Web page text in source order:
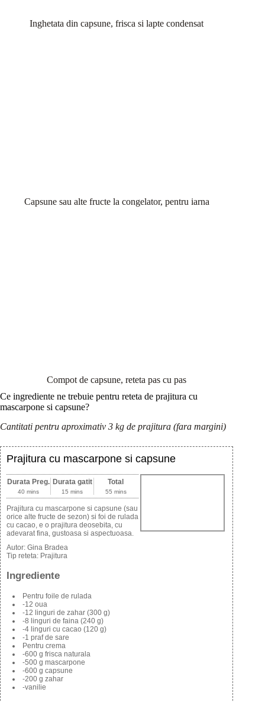
Inghetata din capsune, frisca si lapte condensat
Capsune sau alte fructe la congelator, pentru iarna
Compot de capsune, reteta pas cu pas
Ce ingrediente ne trebuie pentru reteta de prajitura cu
mascarpone si capsune?
Cantitati pentru aproximativ 3 kg de prajitura (fara margini)
Prajitura cu mascarpone si capsune
Durata Preg.
40 mins
Durata gatit
15 mins
Total
55 mins
Prajitura cu mascarpone si capsune (sau
orice alte fructe de sezon) si foi de rulada
cu cacao, e o prajitura deosebita, cu
adevarat fina, gustoasa si aspectuoasa.
Autor: Gina Bradea
Tip reteta: Prajitura
Ingrediente
Pentru foile de rulada
-12 oua
-12 linguri de zahar (300 g)
-8 linguri de faina (240 g)
-4 linguri cu cacao (120 g)
-1 praf de sare
Pentru crema
-600 g frisca naturala
-500 g mascarpone
-600 g capsune
-200 g zahar
-vanilie